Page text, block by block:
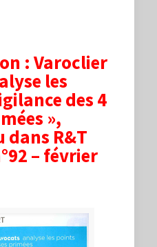
: Varoclier
les
des 4
»,
R&T
– février